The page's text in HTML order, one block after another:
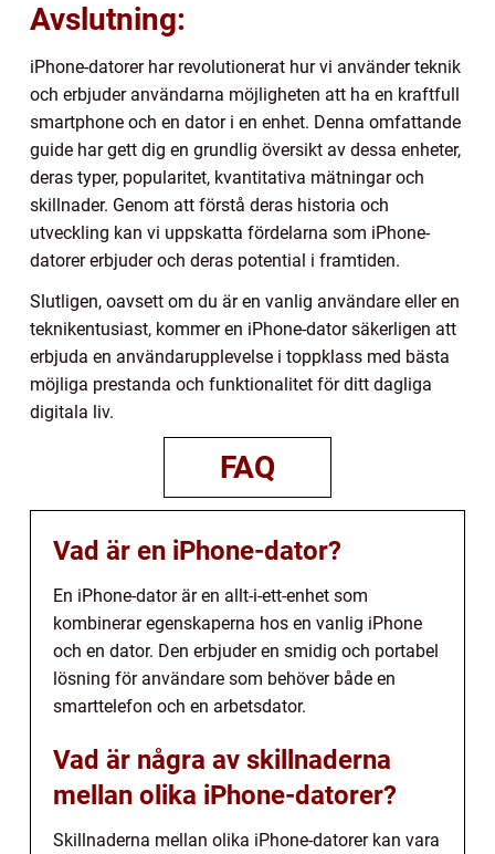
Avslutning:
iPhone-datorer har revolutionerat hur vi använder teknik
och erbjuder användarna möjligheten att ha en kraftfull
smartphone och en dator i en enhet. Denna omfattande
guide har gett dig en grundlig översikt av dessa enheter,
deras typer, popularitet, kvantitativa mätningar och
skillnader. Genom att förstå deras historia och
utveckling kan vi uppskatta fördelarna som iPhone-
datorer erbjuder och deras potential i framtiden.
Slutligen, oavsett om du är en vanlig användare eller en
teknikentusiast, kommer en iPhone-dator säkerligen att
erbjuda en användarupplevelse i toppklass med bästa
möjliga prestanda och funktionalitet för ditt dagliga
digitala liv.
FAQ
Vad är en iPhone-dator?
En iPhone-dator är en allt-i-ett-enhet som
kombinerar egenskaperna hos en vanlig iPhone
och en dator. Den erbjuder en smidig och portabel
lösning för användare som behöver både en
smarttelefon och en arbetsdator.
Vad är några av skillnaderna
mellan olika iPhone-datorer?
Skillnaderna mellan olika iPhone-datorer kan vara